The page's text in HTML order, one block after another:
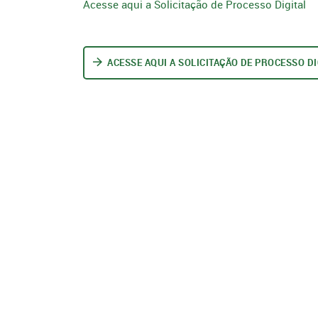
Acesse aqui a Solicitação de Processo Digital
ACESSE AQUI A SOLICITAÇÃO DE PROCESSO